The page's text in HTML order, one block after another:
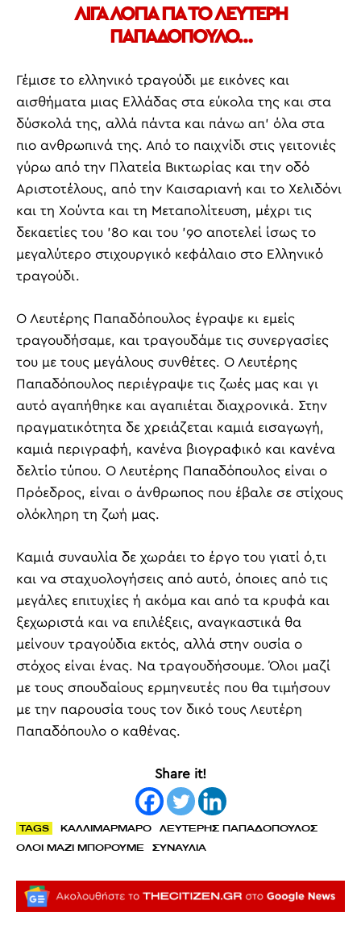
ΛΙΓΑ ΛΟΓΙΑ ΓΙΑ ΤΟ ΛΕΥΤΕΡΗ
ΠΑΠΑΔΟΠΟΥΛΟ…
Γέμισε το ελληνικό τραγούδι με εικόνες και
αισθήματα μιας Ελλάδας στα εύκολα της και στα
δύσκολά της, αλλά πάντα και πάνω απ’ όλα στα
πιο ανθρωπινά της. Από το παιχνίδι στις γειτονιές
γύρω από την Πλατεία Βικτωρίας και την οδό
Αριστοτέλους, από την Καισαριανή και το Χελιδόνι
και τη Χούντα και τη Μεταπολίτευση, μέχρι τις
δεκαετίες του ’80 και του ’90 αποτελεί ίσως το
μεγαλύτερο στιχουργικό κεφάλαιο στο Ελληνικό
τραγούδι.
Ο Λευτέρης Παπαδόπουλος έγραψε κι εμείς
τραγουδήσαμε, και τραγουδάμε τις συνεργασίες
του με τους μεγάλους συνθέτες. Ο Λευτέρης
Παπαδόπουλος περιέγραψε τις ζωές μας και γι
αυτό αγαπήθηκε και αγαπιέται διαχρονικά. Στην
πραγματικότητα δε χρειάζεται καμιά εισαγωγή,
καμιά περιγραφή, κανένα βιογραφικό και κανένα
δελτίο τύπου. Ο Λευτέρης Παπαδόπουλος είναι ο
Πρόεδρος, είναι ο άνθρωπος που έβαλε σε στίχους
ολόκληρη τη ζωή μας.
Καμιά συναυλία δε χωράει το έργο του γιατί ό,τι
και να σταχυολογήσεις από αυτό, όποιες από τις
μεγάλες επιτυχίες ή ακόμα και από τα κρυφά και
ξεχωριστά και να επιλέξεις, αναγκαστικά θα
μείνουν τραγούδια εκτός, αλλά στην ουσία ο
στόχος είναι ένας. Να τραγουδήσουμε. Όλοι μαζί
με τους σπουδαίους ερμηνευτές που θα τιμήσουν
με την παρουσία τους τον δικό τους Λευτέρη
Παπαδόπουλο ο καθένας.
Share it!
TAGS ΚΑΛΛΙΜΑΡΜΑΡΟ
ΛΕΥΤΕΡΗΣ ΠΑΠΑΔΟΠΟΥΛΟΣ
ΟΛΟΙ ΜΑΖΙ ΜΠΟΡΟΥΜΕ
ΣΥΝΑΥΛΙΑ